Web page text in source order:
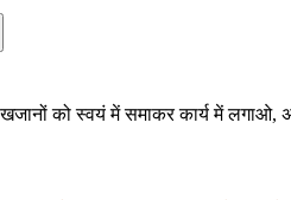
खजानों को स्वयं में समाकर कार्य में